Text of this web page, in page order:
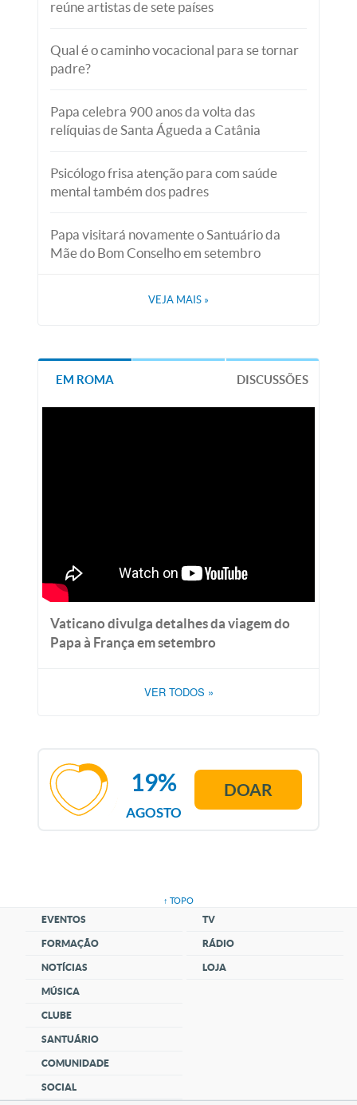
reúne artistas de sete países
Qual é o caminho vocacional para se tornar
padre?
Papa celebra 900 anos da volta das
relíquias de Santa Águeda a Catânia
Psicólogo frisa atenção para com saúde
mental também dos padres
Papa visitará novamente o Santuário da
Mãe do Bom Conselho em setembro
VEJA MAIS »
EM ROMA DISCUSSÕES
Vaticano divulga detalhes da viagem do
Papa à França em setembro
VER TODOS »
AGOSTO
19% DOAR
↑ TOPO
EVENTOS
FORMAÇÃO
NOTÍCIAS
MÚSICA
CLUBE
SANTUÁRIO
COMUNIDADE
SOCIAL
TV
RÁDIO
LOJA